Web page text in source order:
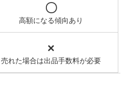
〇
高額になる傾向あり
×
売れた場合は出品手数料が必要